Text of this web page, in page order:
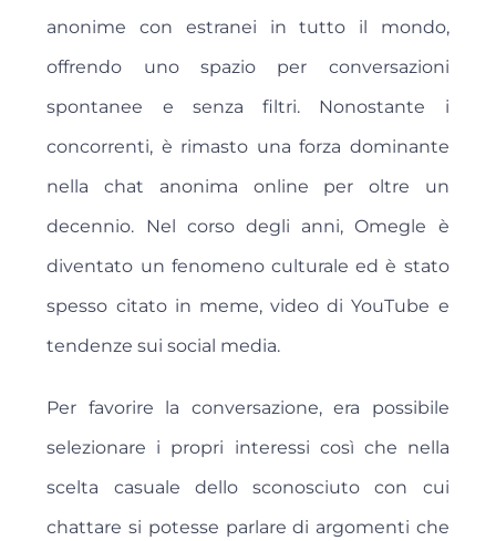
anonime con estranei in tutto il mondo,
offrendo uno spazio per conversazioni
spontanee e senza filtri. Nonostante i
concorrenti, è rimasto una forza dominante
nella chat anonima online per oltre un
decennio. Nel corso degli anni, Omegle è
diventato un fenomeno culturale ed è stato
spesso citato in meme, video di YouTube e
tendenze sui social media.
Per favorire la conversazione, era possibile
selezionare i propri interessi così che nella
scelta casuale dello sconosciuto con cui
chattare si potesse parlare di argomenti che